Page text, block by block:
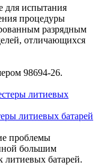
для испытания
процедуры
разрядным
отличающихся
98694-26.
литиевых батарей
проблемы
большим
литиевых батарей.